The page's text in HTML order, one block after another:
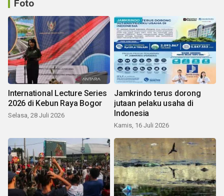
Foto
International Lecture Series
2026 di Kebun Raya Bogor
Selasa, 28 Juli 2026
Jamkrindo terus dorong
jutaan pelaku usaha di
Indonesia
Kamis, 16 Juli 2026